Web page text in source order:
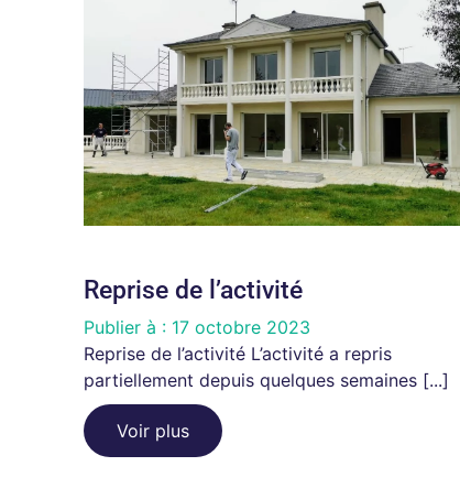
Reprise de l’activité
Publier à : 17 octobre 2023
Reprise de l’activité L’activité a repris
partiellement depuis quelques semaines [...]
Voir plus